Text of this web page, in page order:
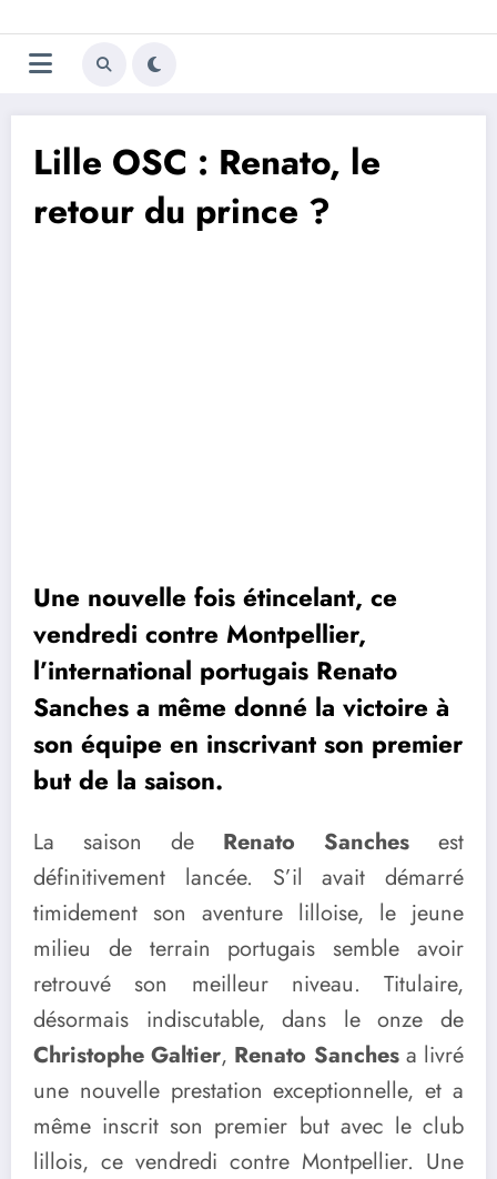
au
contenu
Trivela
L'actualité du football
Lille OSC : Renato, le
retour du prince ?
Une nouvelle fois étincelant, ce
vendredi contre Montpellier,
l’international portugais Renato
Sanches a même donné la victoire à
son équipe en inscrivant son premier
but de la saison.
La saison de Renato Sanches est
définitivement lancée. S’il avait démarré
timidement son aventure lilloise, le jeune
milieu de terrain portugais semble avoir
retrouvé son meilleur niveau. Titulaire,
désormais indiscutable, dans le onze de
Christophe Galtier, Renato Sanches a livré
une nouvelle prestation exceptionnelle, et a
même inscrit son premier but avec le club
lillois, ce vendredi contre Montpellier. Une